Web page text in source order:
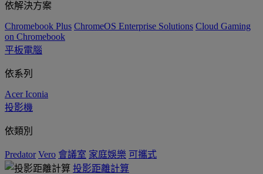
依解決方案
Chromebook Plus ChromeOS Enterprise Solutions Cloud Gaming
on Chromebook
平板電腦
依系列
Acer Iconia
投影機
依類別
Predator Vero 會議室 家庭娛樂 可攜式
投影距離計算